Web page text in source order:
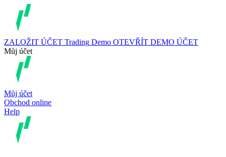
ZALOŽIT ÚČET Trading Demo OTEVŘÍT DEMO ÚČET
Můj účet
Můj účet
Obchod online
Help